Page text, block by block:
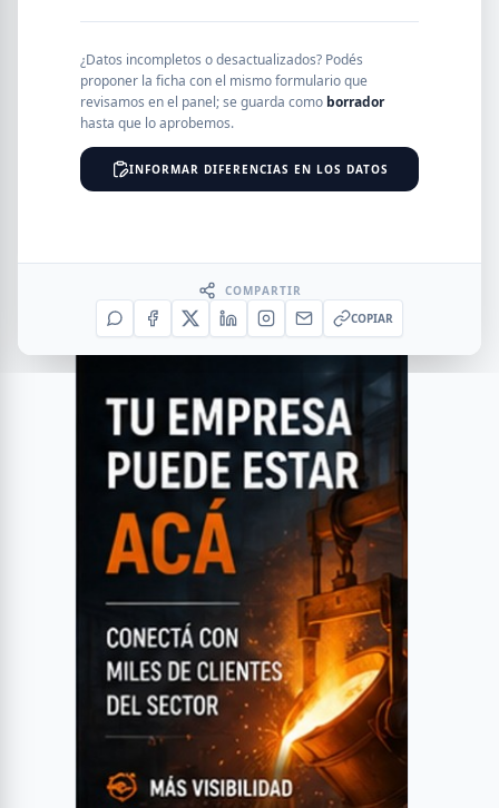
SEGMENTO
PROVINCIA
¿Datos incompletos o desactualizados? Podés
proponer la ficha con el mismo formulario que
revisamos en el panel; se guarda como borrador
hasta que lo aprobemos.
INFORMAR DIFERENCIAS EN LOS DATOS
COMPARTIR
COPIAR